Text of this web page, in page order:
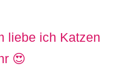
liebe ich Katzen
😍